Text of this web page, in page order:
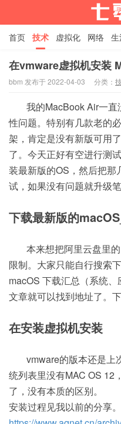
首页 技术 虚拟化 网络
raspberry和arduino node.js
在vmware虚拟机安装
bbm 发布于 2022-04-03 分类：
我的MacBook Air一
性问题。特别有几款老的
架，肯定是没有新版可用
了。今天正好有空进行测
装最新版的OS，然后把那
试，如果没有问题就升级
下载最新版的
本来想把阿里云盘里
限制。大家只能自行搜索
macOS 下载汇总（系统
文章就可以找到地址了。下
在安装虚拟机安装
vmware的版本还是上
统列表里没有MAC OS 12
了，没有本质的区别。
安装过程见我以前的分享。